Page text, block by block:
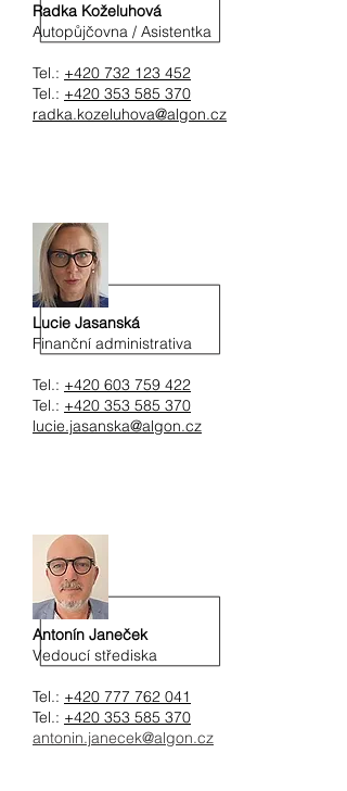
Radka Koželuhová
Autopůjčovna / Asistentka
Tel.: +420 732 123 452
Tel.: +420 353 585 370
radka.kozeluhova@algon.cz
Lucie Jasanská
Finanční administrativa
Tel.: +420 603 759 422
Tel.: +420 353 585 370
lucie.jasanska@algon.cz
Antonín Janeček
Vedoucí střediska
Tel.: +420 777 762 041
Tel.: +420 353 585 370
antonin.janecek@algon.cz